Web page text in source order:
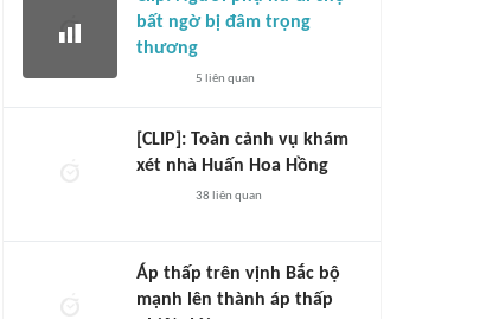
bất ngờ bị đâm trọng
thương
5 liên quan
[CLIP]: Toàn cảnh vụ khám
xét nhà Huấn Hoa Hồng
38 liên quan
Áp thấp trên vịnh Bắc bộ
mạnh lên thành áp thấp